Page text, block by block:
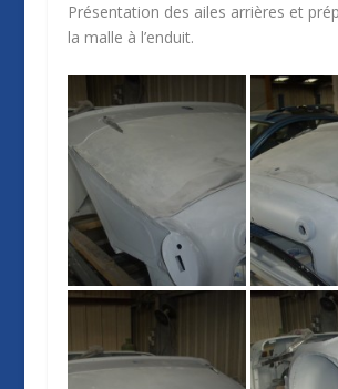
Présentation des ailes arrières et
la malle à l’enduit.